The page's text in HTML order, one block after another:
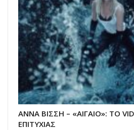
ΑΝΝΑ ΒΙΣΣΗ – «ΑΙΓΑΙΟ»: ΤΟ
ΕΠΙΤΥΧΙΑΣ